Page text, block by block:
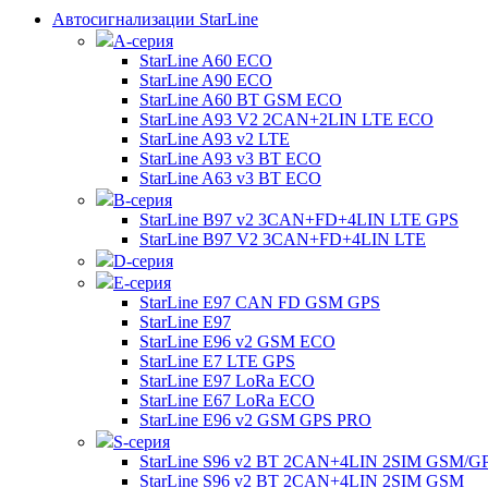
Автосигнализации StarLine
А-серия
StarLine A60 ECO
StarLine A90 ECO
StarLine A60 BT GSM ECO
StarLine A93 V2 2CAN+2LIN LTE ECO
StarLine A93 v2 LTE
StarLine A93 v3 BT ECO
StarLine A63 v3 BT ECO
B-серия
StarLine B97 v2 3CAN+FD+4LIN LTE GPS
StarLine B97 V2 3CAN+FD+4LIN LTE
D-серия
E-серия
StarLine E97 CAN FD GSM GPS
StarLine E97
StarLine E96 v2 GSM ECO
StarLine E7 LTE GPS
StarLine E97 LoRa ECO
StarLine E67 LoRa ECO
StarLine E96 v2 GSM GPS PRO
S-серия
StarLine S96 v2 BT 2CAN+4LIN 2SIM GSM/
StarLine S96 v2 BT 2CAN+4LIN 2SIM GSM